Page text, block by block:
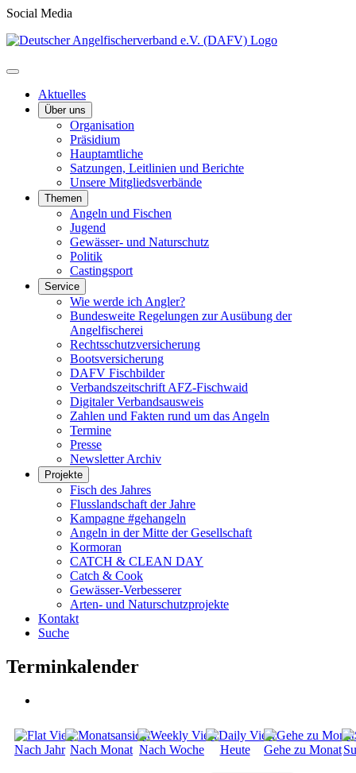
Social Media
Aktuelles
Über uns
Organisation
Präsidium
Hauptamtliche
Satzungen, Leitlinien und Berichte
Unsere Mitgliedsverbände
Themen
Angeln und Fischen
Jugend
Gewässer- und Naturschutz
Politik
Castingsport
Service
Wie werde ich Angler?
Bundesweite Regelungen zur Ausübung der
Angelfischerei
Rechtsschutzversicherung
Bootsversicherung
DAFV Fischbilder
Verbandszeitschrift AFZ-Fischwaid
Digitaler Verbandsausweis
Zahlen und Fakten rund um das Angeln
Termine
Presse
Newsletter Archiv
Projekte
Fisch des Jahres
Flusslandschaft der Jahre
Kampagne #gehangeln
Angeln in der Mitte der Gesellschaft
Kormoran
CATCH & CLEAN DAY
Catch & Cook
Gewässer-Verbesserer
Arten- und Naturschutzprojekte
Kontakt
Suche
Terminkalender
Nach Jahr Nach Monat Nach Woche Heute Gehe zu Monat